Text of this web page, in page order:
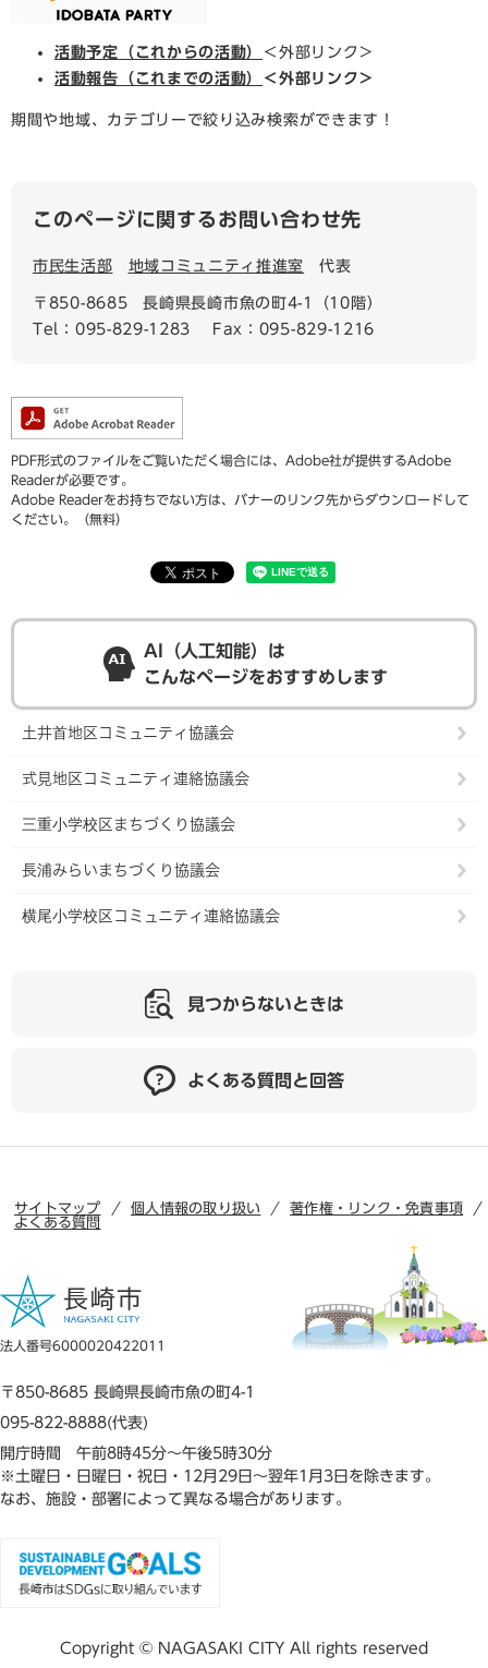
活動予定（これからの活動）
＜外部リンク＞
活動報告（これまでの活動）
＜外部リンク＞
期間や地域、カテゴリーで絞り込み検索ができます！
このページに関するお問い合わせ先
市民生活部 地域コミュニティ推進室 代表
〒850-8685
長崎県長崎市魚の町4-1（10階）
Tel：095-829-1283
Fax：095-829-1216
PDF形式のファイルをご覧いただく場合には、Adobe社が提供するAdobe
Readerが必要です。
Adobe Readerをお持ちでない方は、バナーのリンク先からダウンロードして
ください。（無料）
AI（人工知能）は
こんなページをおすすめします
土井首地区コミュニティ協議会
式見地区コミュニティ連絡協議会
三重小学校区まちづくり協議会
長浦みらいまちづくり協議会
横尾小学校区コミュニティ連絡協議会
見つからないときは
よくある質問と回答
サイトマップ 個人情報の取り扱い
著作権・リンク・免責事項
よくある質問
法人番号6000020422011
〒850-8685 長崎県長崎市魚の町4-1
095-822-8888(代表)
開庁時間 午前8時45分～午後5時30分
※土曜日・日曜日・祝日・12月29日～翌年1月3日を除きます。
なお、施設・部署によって異なる場合があります。
Copyright © NAGASAKI CITY All rights reserved